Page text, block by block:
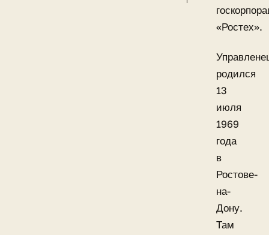
«Ростех».
родился
13
июля
1969
года
в
Ростове-
на-
Дону.
Там